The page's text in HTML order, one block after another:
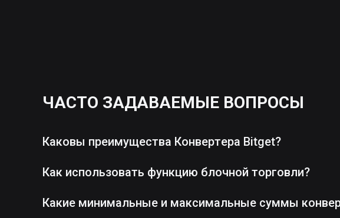
ЧАСТО ЗАДАВАЕМЫЕ ВОПРОСЫ
Каковы преимущества Конвертера Bitget?
Как использовать функцию блочной торговли?
Какие минимальные и максимальные суммы